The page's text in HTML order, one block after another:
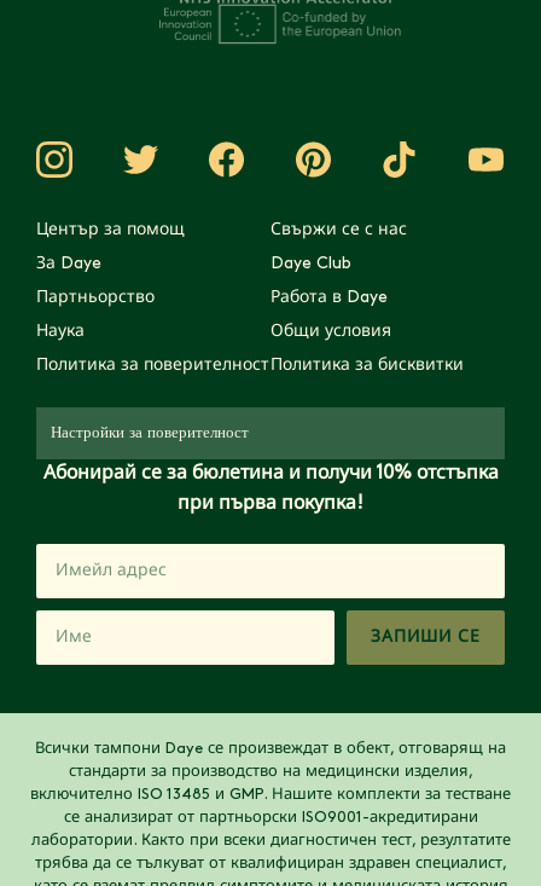
Център за помощ
Свържи се с нас
За Daye
Daye Club
Партньорство
Работа в Daye
Наука
Общи условия
Политика за поверителностПолитика за бисквитки
Настройки за поверителност
Абонирай се за бюлетина и получи 10% отстъпка
при първа покупка!
ЗАПИШИ СЕ
Всички тампони Daye се произвеждат в обект, отговарящ на
стандарти за производство на медицински изделия,
включително ISO 13485 и GMP. Нашите комплекти за тестване
се анализират от партньорски ISO9001-акредитирани
лаборатории. Както при всеки диагностичен тест, резултатите
трябва да се тълкуват от квалифициран здравен специалист,